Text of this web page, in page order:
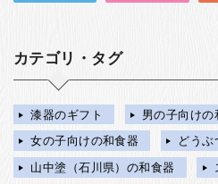
カテゴリ・タグ
漆器のギフト
男の子向けの
女の子向けの和食器
どうぶ
山中塗（石川県）の和食器